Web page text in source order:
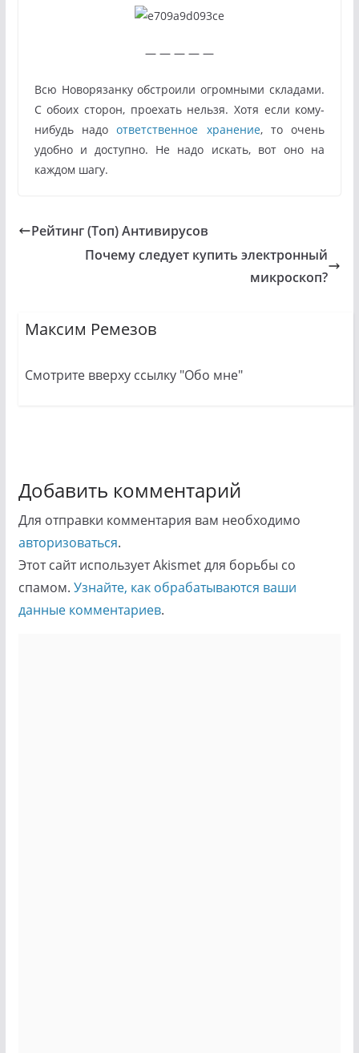
— — — — —
Всю Новорязанку обстроили огромными складами.
С обоих сторон, проехать нельзя. Хотя если кому-
нибудь надоответственное хранение, то очень
удобно и доступно. Не надо искать, вот оно на
каждом шагу.
Рейтинг (Топ) Антивирусов
Почему следует купить электронный
микроскоп?
Максим Ремезов
Смотрите вверху ссылку "Обо мне"
Добавить комментарий
Для отправки комментария вам необходимо
авторизоваться.
Этот сайт использует Akismet для борьбы со
спамом. Узнайте, как обрабатываются ваши
данные комментариев.